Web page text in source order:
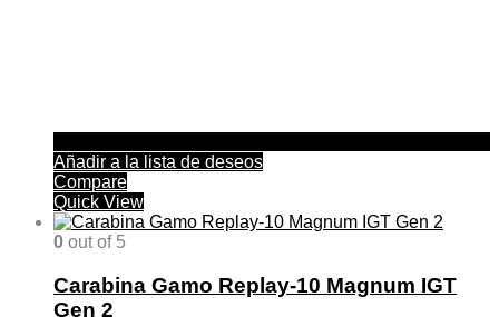
Añadir a la lista de deseos
Compare
Quick View
0 out of 5
Carabina Gamo Replay-10 Magnum IGT
Gen 2